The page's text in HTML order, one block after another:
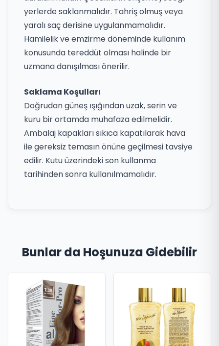
yerlerde saklanmalıdır. Tahriş olmuş veya
yaralı saç derisine uygulanmamalıdır.
Hamilelik ve emzirme döneminde kullanım
konusunda tereddüt olması halinde bir
uzmana danışılması önerilir.
Saklama Koşulları
Doğrudan güneş ışığından uzak, serin ve
kuru bir ortamda muhafaza edilmelidir.
Ambalaj kapakları sıkıca kapatılarak hava
ile gereksiz temasın önüne geçilmesi tavsiye
edilir. Kutu üzerindeki son kullanma
tarihinden sonra kullanılmamalıdır.
Bunlar da Hoşunuza Gidebilir